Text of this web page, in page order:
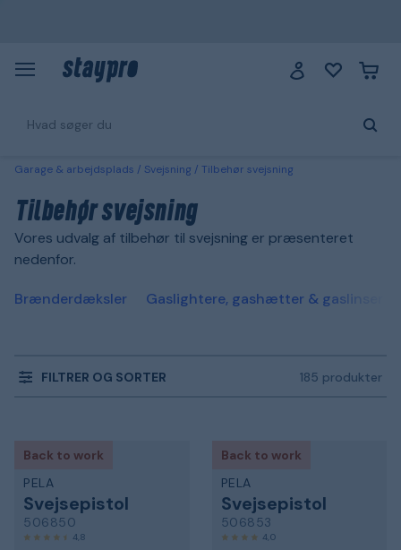
Garage & arbejdsplads Svejsning Tilbehør svejsning
Tilbehør svejsning
Vores udvalg af tilbehør til svejsning er præsenteret
nedenfor.
Brænderdæksler Gaslightere, gashætter & gaslinser
FILTRER OG SORTER 185 produkter
Back to work
PELA
Svejsepistol
506850
4,8
Back to work
PELA
Svejsepistol
506853
4,0